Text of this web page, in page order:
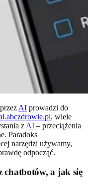
AI prowadzi do
, wiele
z AI – przeciążenia
Paradoks
narzędzi używamy,
odpocząć.
a jak się